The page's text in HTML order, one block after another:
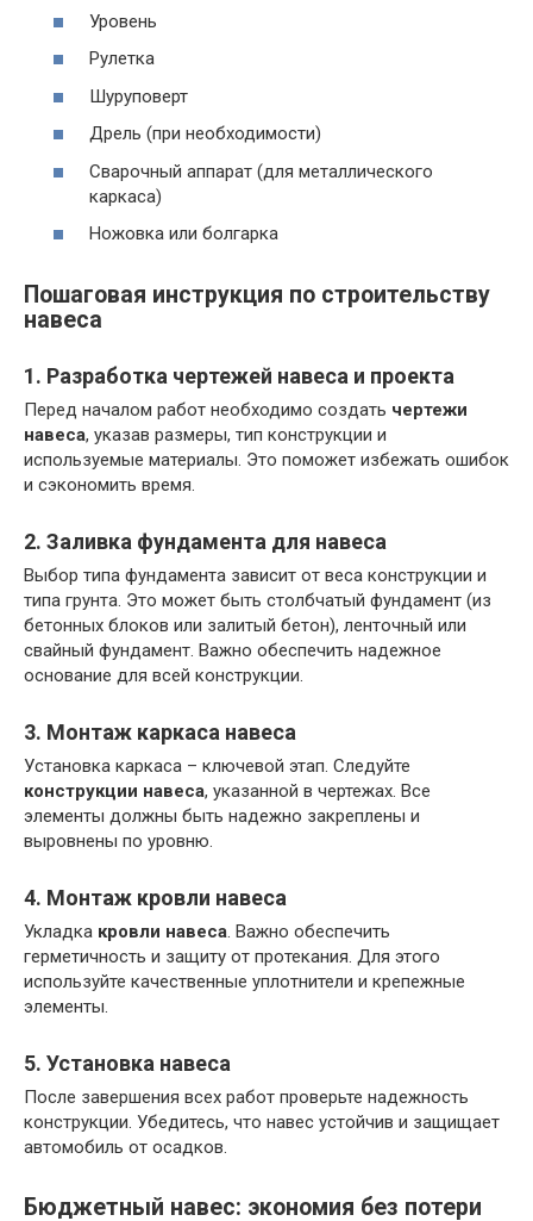
Уровень
Рулетка
Шуруповерт
Дрель (при необходимости)
Сварочный аппарат (для металлического
каркаса)
Ножовка или болгарка
Пошаговая инструкция по строительству
навеса
1. Разработка чертежей навеса и проекта
Перед началом работ необходимо создать чертежи
навеса, указав размеры, тип конструкции и
используемые материалы. Это поможет избежать ошибок
и сэкономить время.
2. Заливка фундамента для навеса
Выбор типа фундамента зависит от веса конструкции и
типа грунта. Это может быть столбчатый фундамент (из
бетонных блоков или залитый бетон), ленточный или
свайный фундамент. Важно обеспечить надежное
основание для всей конструкции.
3. Монтаж каркаса навеса
Установка каркаса – ключевой этап. Следуйте
конструкции навеса, указанной в чертежах. Все
элементы должны быть надежно закреплены и
выровнены по уровню.
4. Монтаж кровли навеса
Укладка кровли навеса. Важно обеспечить
герметичность и защиту от протекания. Для этого
используйте качественные уплотнители и крепежные
элементы.
5. Установка навеса
После завершения всех работ проверьте надежность
конструкции. Убедитесь, что навес устойчив и защищает
автомобиль от осадков.
Бюджетный навес: экономия без потери